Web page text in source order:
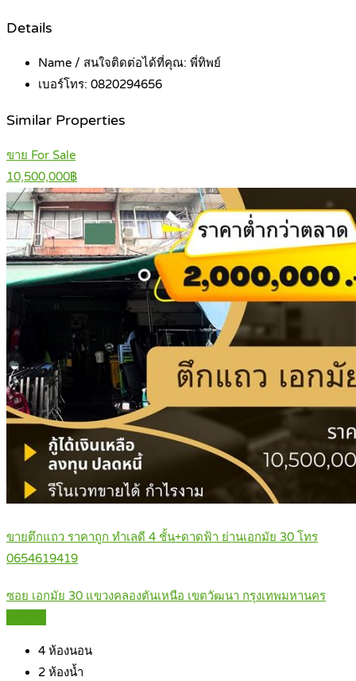
Details
Name / สนใจติดต่อได้ที่คุณ: พี่ทิพย์
เบอร์โทร: 0820294656
Similar Properties
ขาย For Sale
10,500,000฿
ขายตึกแถว ราคาถูก ทำเลดี 4 ชั้น+ดาดฟ้า ย่านเอกมัย 30 โทร
0654619419
ซอย เอกมัย 30 แขวงคลองตันเหนือ เขตวัฒนา กรุงเทพมหานคร
4 ห้องนอน
2 ห้องน้ำ